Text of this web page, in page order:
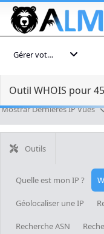
Gérer votre compte
Outil WHOIS pour
Mostrar Dernières IP Vues
Outils
Quelle est mon IP ?
Géolocaliser une IP
Recherche ASN